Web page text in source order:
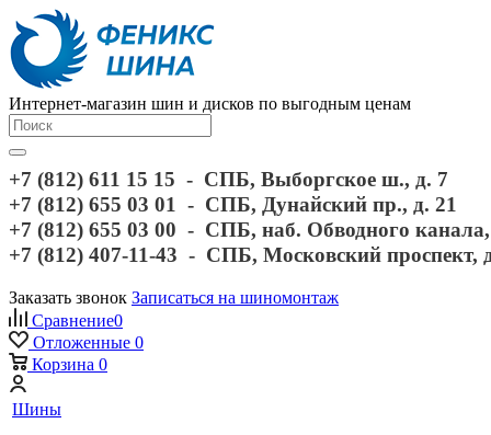
Интернет-магазин шин и дисков по выгодным ценам
+7 (812) 611 15 15 - СПБ, Выборгское ш., д. 7
+7 (812) 655 03 01 - СПБ, Дунайский пр., д. 21
+7 (812) 655 03 00 - СПБ, наб. Обводного
+7 (812) 407-11-43 - СПБ, Московский проспект,
Заказать звонок Записаться на шиномонтаж
Сравнение0
Отложенные 0
Корзина 0
Шины